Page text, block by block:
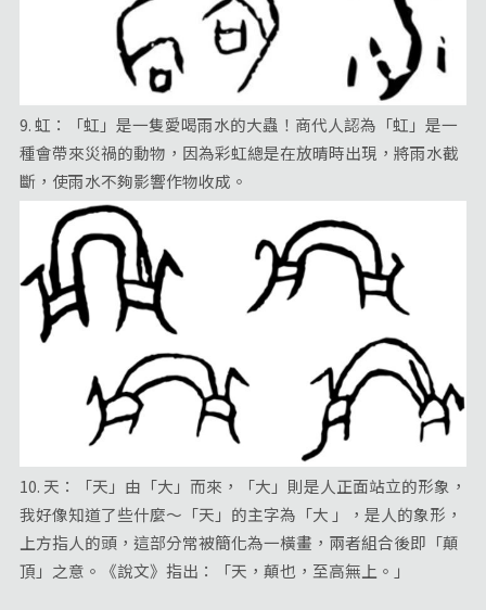
9. 虹：「虹」是一隻愛喝雨水的大蟲！商代人認為「虹」是一
種會帶來災禍的動物，因為彩虹總是在放晴時出現，將雨水截
斷，使雨水不夠影響作物收成。
10. 天：「天」由「大」而來，「大」則是人正面站立的形象，
我好像知道了些什麼～「天」的主字為「大 」，是人的象形，
上方指人的頭，這部分常被簡化為一橫畫，兩者組合後即「顛
頂」之意。《說文》指出：「天，顛也，至高無上。」